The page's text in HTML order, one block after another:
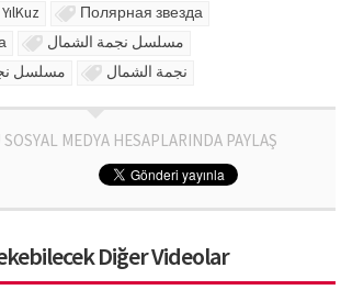
YılKuz
Полярная звезда
مسلسل نجمة الشمال
مسلسل
نجمة الشمال
MEDYA HESAPLARINDA PAYLAŞ
Diğer Videolar